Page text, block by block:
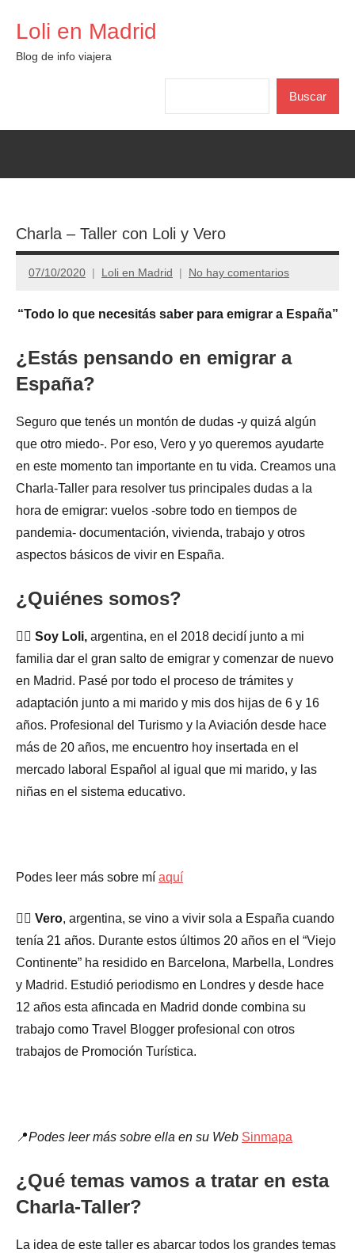
contenido
Loli en Madrid
Blog de info viajera
Buscar
Charla – Taller con Loli y Vero
07/10/2020 Loli en Madrid No hay comentarios
“Todo lo que necesitás saber para emigrar a España”
¿Estás pensando en emigrar a
España?
Seguro que tenés un montón de dudas -y quizá algún
que otro miedo-. Por eso, Vero y yo queremos ayudarte
en este momento tan importante en tu vida. Creamos una
Charla-Taller para resolver tus principales dudas a la
hora de emigrar: vuelos -sobre todo en tiempos de
pandemia- documentación, vivienda, trabajo y otros
aspectos básicos de vivir en España.
¿Quiénes somos?
🙋‍♀️ Soy Loli, argentina, en el 2018 decidí junto a mi
familia dar el gran salto de emigrar y comenzar de nuevo
en Madrid. Pasé por todo el proceso de trámites y
adaptación junto a mi marido y mis dos hijas de 6 y 16
años. Profesional del Turismo y la Aviación desde hace
más de 20 años, me encuentro hoy insertada en el
mercado laboral Español al igual que mi marido, y las
niñas en el sistema educativo.
Podes leer más sobre mí aquí
🙋‍♀️ Vero, argentina, se vino a vivir sola a España cuando
tenía 21 años. Durante estos últimos 20 años en el “Viejo
Continente” ha residido en Barcelona, Marbella, Londres
y Madrid. Estudió periodismo en Londres y desde hace
12 años esta afincada en Madrid donde combina su
trabajo como Travel Blogger profesional con otros
trabajos de Promoción Turística.
📍Podes leer más sobre ella en su Web Sinmapa
¿Qué temas vamos a tratar en esta
Charla-Taller?
La idea de este taller es abarcar todos los grandes temas